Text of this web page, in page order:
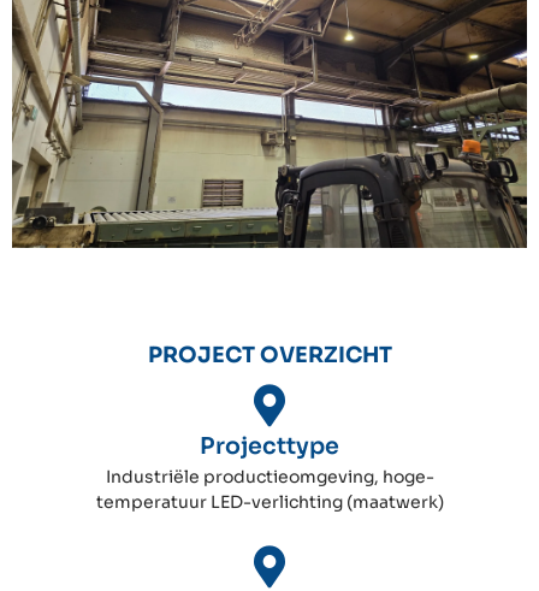
PROJECT OVERZICHT
Projecttype
Industriële productieomgeving, hoge-
temperatuur LED-verlichting (maatwerk)